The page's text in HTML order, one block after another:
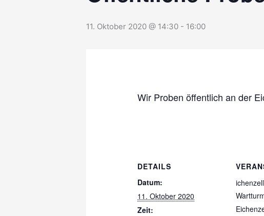
11. Oktober 2020 @ 14:30 - 16:00
Wir Proben öffentlich an der
DETAILS
Datum:
11. Oktober 2020
Zeit: